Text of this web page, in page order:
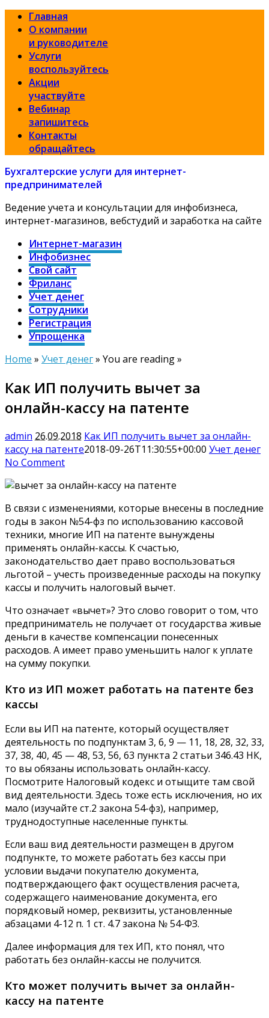
Главная
О компании
и руководителе
Услуги
воспользуйтесь
Акции
участвуйте
Вебинар
запишитесь
Контакты
обращайтесь
Бухгалтерские услуги для интернет-
предпринимателей
Ведение учета и консультации для инфобизнеса,
интернет-магазинов, вебстудий и заработка на сайте
Интернет-магазин
Инфобизнес
Свой сайт
Фриланс
Учет денег
Сотрудники
Регистрация
Упрощенка
Home » Учет денег» You are reading »
Как ИП получить вычет за
онлайн-кассу на патенте
admin 26.09.2018 Как ИП получить вычет за онлайн-
кассу на патенте2018-09-26T11:30:55+00:00 Учет денег
No Comment
В связи с изменениями, которые внесены в последние
годы в закон №54-фз по использованию кассовой
техники, многие ИП на патенте вынуждены
применять онлайн-кассы. К счастью,
законодательство дает право воспользоваться
льготой – учесть произведенные расходы на покупку
кассы и получить налоговый вычет.
Что означает «вычет»? Это слово говорит о том, что
предприниматель не получает от государства живые
деньги в качестве компенсации понесенных
расходов. А имеет право уменьшить налог к уплате
на сумму покупки.
Кто из ИП может работать на патенте без
кассы
Если вы ИП на патенте, который осуществляет
деятельность по подпунктам 3, 6, 9 — 11, 18, 28, 32, 33,
37, 38, 40, 45 — 48, 53, 56, 63 пункта 2 статьи 346.43 НК,
то вы обязаны использовать онлайн-кассу.
Посмотрите Налоговый кодекс и отыщите там свой
вид деятельности. Здесь тоже есть исключения, но их
мало (изучайте ст.2 закона 54-фз), например,
труднодоступные населенные пункты.
Если ваш вид деятельности размещен в другом
подпункте, то можете работать без кассы при
условии выдачи покупателю документа,
подтверждающего факт осуществления расчета,
содержащего наименование документа, его
порядковый номер, реквизиты, установленные
абзацами 4-12 п. 1 ст. 4.7 закона № 54-ФЗ.
Далее информация для тех ИП, кто понял, что
работать без онлайн-кассы не получится.
Кто может получить вычет за онлайн-
кассу на патенте